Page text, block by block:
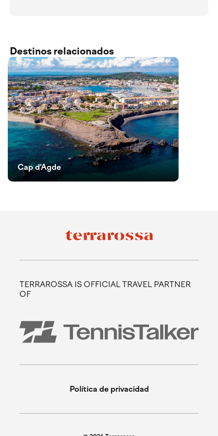
Destinos relacionados
Cap d'Agde
TERRAROSSA IS OFFICIAL TRAVEL PARTNER
OF
Política de privacidad